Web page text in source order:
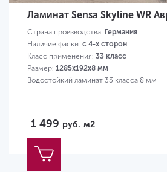
Ламинат Sensa Skyline WR
Страна производства: Германия
Наличие фаски: с 4-х сторон
Класс применения: 33 класс
Размер: 1285х192х8 мм
Водостойкий ламинат 33 класса 8 мм
1 499 руб. м2